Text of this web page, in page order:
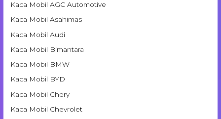
Kaca Mobil AGC Automotive
Kaca Mobil Asahimas
Kaca Mobil Audi
Kaca Mobil Bimantara
Kaca Mobil BMW
Kaca Mobil BYD
Kaca Mobil Chery
Kaca Mobil Chevrolet